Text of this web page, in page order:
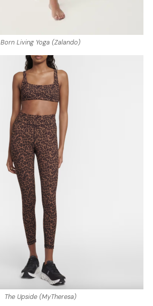
Born Living Yoga (Zalando)
The Upside (MyTheresa)